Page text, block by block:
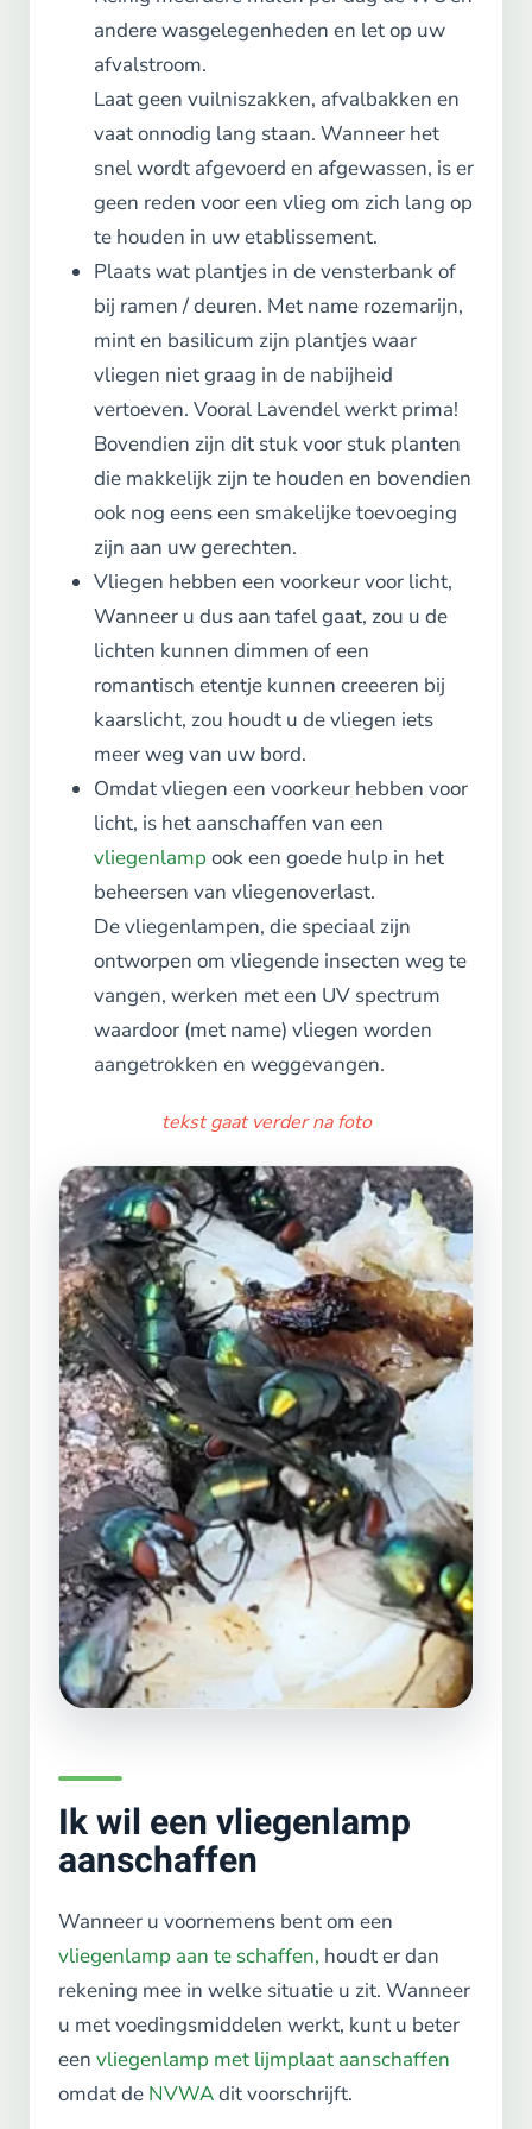
andere wasgelegenheden en let op uw
afvalstroom.
Laat geen vuilniszakken, afvalbakken en
vaat onnodig lang staan. Wanneer het
snel wordt afgevoerd en afgewassen, is er
geen reden voor een vlieg om zich lang op
te houden in uw etablissement.
Plaats wat plantjes in de vensterbank of
bij ramen / deuren. Met name rozemarijn,
mint en basilicum zijn plantjes waar
vliegen niet graag in de nabijheid
vertoeven. Vooral Lavendel werkt prima!
Bovendien zijn dit stuk voor stuk planten
die makkelijk zijn te houden en bovendien
ook nog eens een smakelijke toevoeging
zijn aan uw gerechten.
Vliegen hebben een voorkeur voor licht,
Wanneer u dus aan tafel gaat, zou u de
lichten kunnen dimmen of een
romantisch etentje kunnen creeeren bij
kaarslicht, zou houdt u de vliegen iets
meer weg van uw bord.
Omdat vliegen een voorkeur hebben voor
licht, is het aanschaffen van een
vliegenlamp ook een goede hulp in het
beheersen van vliegenoverlast.
De vliegenlampen, die speciaal zijn
ontworpen om vliegende insecten weg te
vangen, werken met een UV spectrum
waardoor (met name) vliegen worden
aangetrokken en weggevangen.
tekst gaat verder na foto
Ik wil een vliegenlamp
aanschaffen
Wanneer u voornemens bent om een
vliegenlamp aan te schaffen, houdt er dan
rekening mee in welke situatie u zit. Wanneer
u met voedingsmiddelen werkt, kunt u beter
een vliegenlamp met lijmplaat aanschaffen
omdat de NVWAdit voorschrijft.